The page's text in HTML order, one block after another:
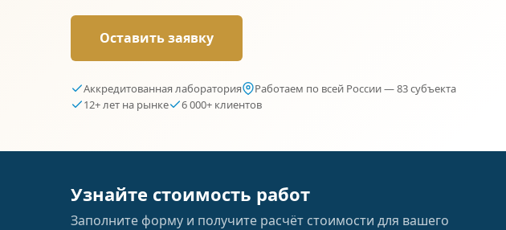
Оставить заявку
Аккредитованная лаборатория
Работаем по всей России — 83 субъекта
12+ лет на рынке
6 000+ клиентов
Узнайте стоимость работ
Заполните форму и получите расчёт стоимости для вашего